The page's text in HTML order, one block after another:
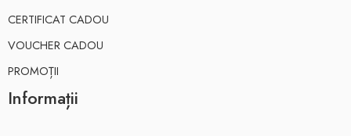
CERTIFICAT CADOU
VOUCHER CADOU
PROMOȚII
Informații